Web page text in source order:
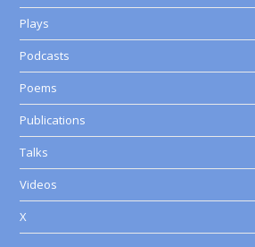
Plays
Podcasts
Poems
Publications
Talks
Videos
X